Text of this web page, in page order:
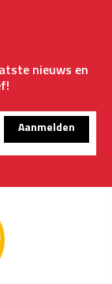
nieuws en
Aanmelden